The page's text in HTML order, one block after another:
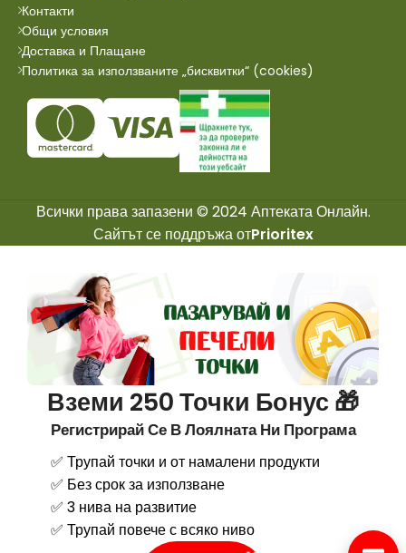
Контакти
Общи условия
Доставка и Плащане
Политика за използваните „бисквитки“ (cookies)
Всички права запазени © 2024 Аптеката Онлайн.
Сайтът се поддръжа отPrioritex
Вземи 250 Точки Бонус 🎁
Регистрирай Се В Лоялната Ни Програма
✅ Трупай точки и от намалени продукти
✅ Без срок за използване
✅ 3 нива на развитие
✅ Трупай повече с всяко ниво